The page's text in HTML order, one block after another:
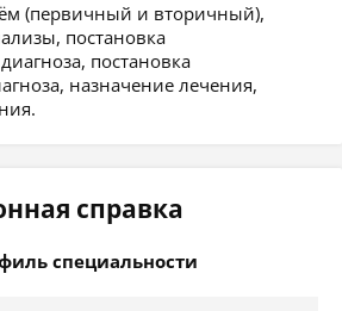
(первичный и вторичный),
постановка
постановка
назначение лечения,
справка
специальности